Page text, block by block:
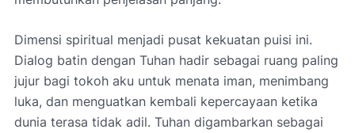
Dimensi spiritual menjadi pusat kekuatan puisi ini.
Dialog batin dengan Tuhan hadir sebagai ruang paling
jujur bagi tokoh aku untuk menata iman, menimbang
luka, dan menguatkan kembali kepercayaan ketika
dunia terasa tidak adil. Tuhan digambarkan sebagai